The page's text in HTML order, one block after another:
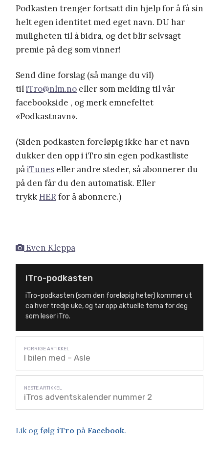
Podkasten trenger fortsatt din hjelp for å få sin
helt egen identitet med eget navn. DU har
muligheten til å bidra, og det blir selvsagt
premie på deg som vinner!
Send dine forslag (så mange du vil)
tiliTro@nlm.no eller som melding til vår
facebookside , og merk emnefeltet
«Podkastnavn».
(Siden podkasten foreløpig ikke har et navn
dukker den opp i iTro sin egen podkastliste
påiTunes eller andre steder, så abonnerer du
på den får du den automatisk. Eller
trykk HERfor å abonnere.)
Even Kleppa
iTro-podkasten
iTro-podkasten (som den foreløpig heter) kommer ut
ca hver tredje uke, og tar opp aktuelle tema for deg
som leser iTro.
I bilen med – Asle
iTros adventskalender nummer 2
Lik og følg iTro på Facebook.